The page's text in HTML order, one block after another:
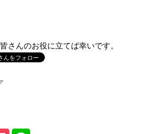
さんのお役に立てば幸いです。